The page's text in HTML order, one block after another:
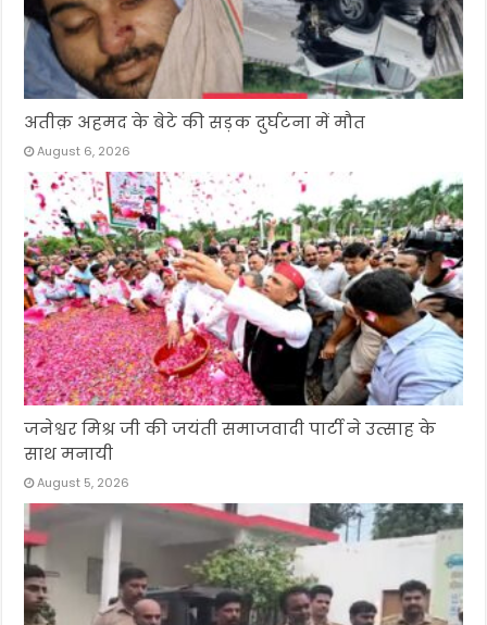
अतीक़ अहमद के बेटे की सड़क दुर्घटना में मौत
August 6, 2026
जनेश्वर मिश्र जी की जयंती समाजवादी पार्टी ने उत्साह के
साथ मनायी
August 5, 2026